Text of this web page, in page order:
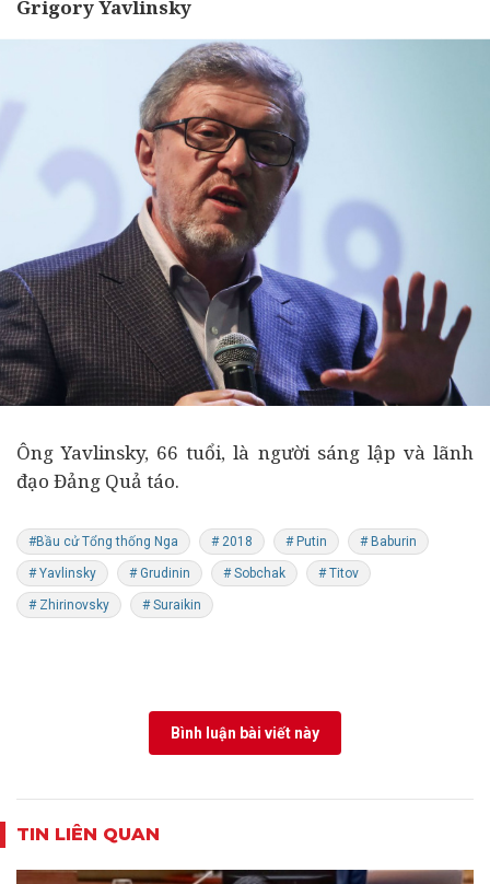
Grigory Yavlinsky
Ông Yavlinsky, 66 tuổi, là người sáng lập và lãnh
đạo Đảng Quả táo.
#Bầu cử Tổng thống Nga # 2018 # Putin # Baburin
# Yavlinsky # Grudinin # Sobchak # Titov
# Zhirinovsky # Suraikin
Bình luận bài viết này
TIN LIÊN QUAN